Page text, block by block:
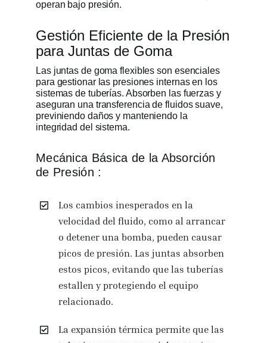
operan bajo presión.
Gestión Eficiente de la Presión
para Juntas de Goma
Las juntas de goma flexibles son esenciales
para gestionar las presiones internas en los
sistemas de tuberías. Absorben las fuerzas y
aseguran una transferencia de fluidos suave,
previniendo daños y manteniendo la
integridad del sistema.
Mecánica Básica de la Absorción
de Presión :
Los cambios inesperados en la
velocidad del fluido, como al arrancar
o detener una bomba, pueden causar
picos de presión. Las juntas absorben
estos picos, evitando que las tuberías
estallen y protegiendo el equipo
relacionado.
La expansión térmica permite que las